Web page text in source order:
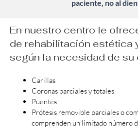
paciente, no al
En nuestro centro le
de rehabilitación estética
según la necesidad de su
Carillas
Coronas parciales y totales
Puentes
Prótesis removible parciales o
comprenden un limitado número